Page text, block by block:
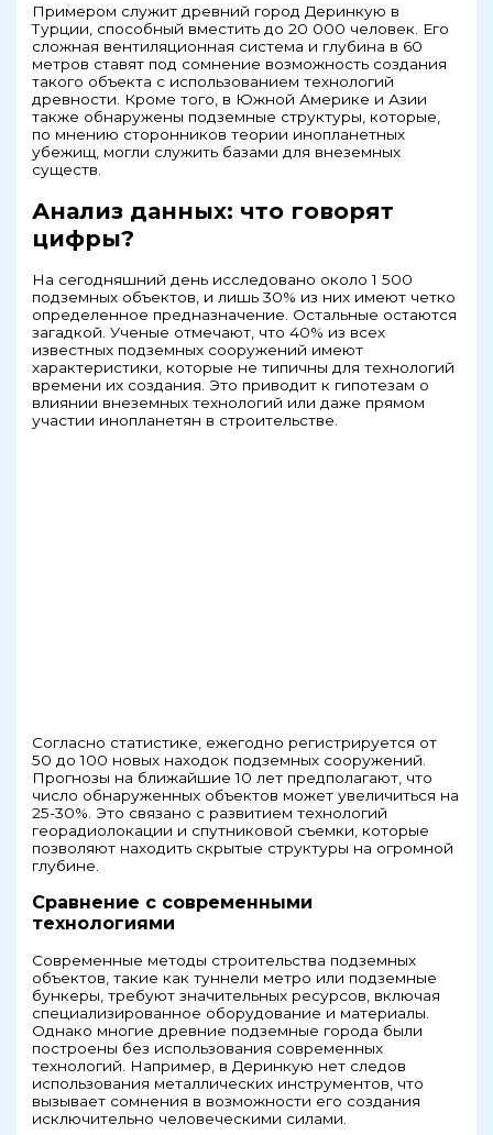
Примером служит древний город Деринкую в
Турции, способный вместить до 20 000 человек. Его
сложная вентиляционная система и глубина в 60
метров ставят под сомнение возможность создания
такого объекта с использованием технологий
древности. Кроме того, в Южной Америке и Азии
также обнаружены подземные структуры, которые,
по мнению сторонников теории инопланетных
убежищ, могли служить базами для внеземных
существ.
Анализ данных: что говорят
цифры?
На сегодняшний день исследовано около 1 500
подземных объектов, и лишь 30% из них имеют четко
определенное предназначение. Остальные остаются
загадкой. Ученые отмечают, что 40% из всех
известных подземных сооружений имеют
характеристики, которые не типичны для технологий
времени их создания. Это приводит к гипотезам о
влиянии внеземных технологий или даже прямом
участии инопланетян в строительстве.
Согласно статистике, ежегодно регистрируется от
50 до 100 новых находок подземных сооружений.
Прогнозы на ближайшие 10 лет предполагают, что
число обнаруженных объектов может увеличиться на
25-30%. Это связано с развитием технологий
георадиолокации и спутниковой съемки, которые
позволяют находить скрытые структуры на огромной
глубине.
Сравнение с современными
технологиями
Современные методы строительства подземных
объектов, такие как туннели метро или подземные
бункеры, требуют значительных ресурсов, включая
специализированное оборудование и материалы.
Однако многие древние подземные города были
построены без использования современных
технологий. Например, в Деринкую нет следов
использования металлических инструментов, что
вызывает сомнения в возможности его создания
исключительно человеческими силами.